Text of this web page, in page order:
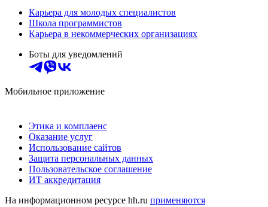
Карьера для молодых специалистов
Школа программистов
Карьера в некоммерческих организациях
Боты для уведомлений
Мобильное приложение
Этика и комплаенс
Оказание услуг
Использование сайтов
Защита персональных данных
Пользовательское соглашение
ИТ аккредитация
На информационном ресурсе hh.ru применяются